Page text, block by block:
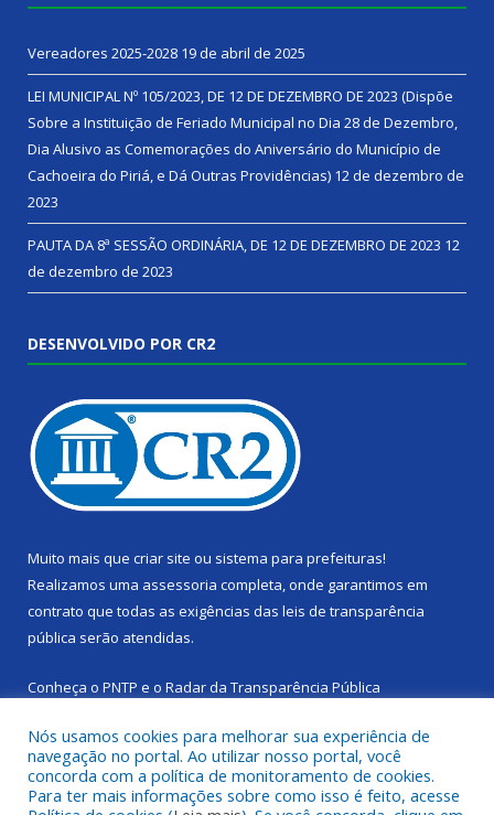
Vereadores 2025-2028 19 de abril de 2025
LEI MUNICIPAL Nº 105/2023, DE 12 DE DEZEMBRO DE 2023 (Dispõe
Sobre a Instituição de Feriado Municipal no Dia 28 de Dezembro,
Dia Alusivo as Comemorações do Aniversário do Município de
Cachoeira do Piriá, e Dá Outras Providências) 12 de dezembro de
2023
PAUTA DA 8ª SESSÃO ORDINÁRIA, DE 12 DE DEZEMBRO DE 2023 12
de dezembro de 2023
DESENVOLVIDO POR CR2
Muito mais que criar site ou sistema para prefeituras!
Realizamos uma assessoria completa, onde garantimos em
contrato que todas as exigências das leis de transparência
pública serão atendidas.
Conheça o PNTP e o Radar da Transparência Pública
Todos os direitos reservados a Câmara Municipal de Cachoeira
Nós usamos cookies para melhorar sua experiência de
navegação no portal. Ao utilizar nosso portal, você
concorda com a política de monitoramento de cookies.
Para ter mais informações sobre como isso é feito, acesse